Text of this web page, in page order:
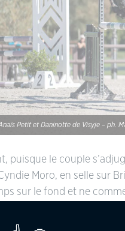
Petit et Daninotte de Visyje – ph.
le couple
Moro, en selle sur
sur le fond et ne
le podium (-34.5).